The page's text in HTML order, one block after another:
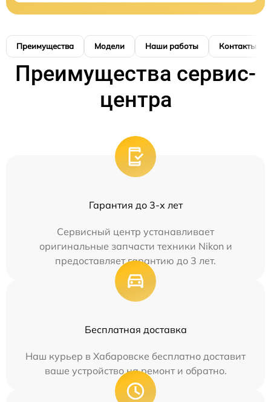
Преимущества Модели Наши работы Контакты
Преимущества сервис-
центра
Гарантия до 3-х лет
Сервисный центр устанавливает
оригинальные запчасти техники Nikon и
предоставляет гарантию до 3 лет.
Бесплатная доставка
Наш курьер в Хабаровске бесплатно доставит
ваше устройство на ремонт и обратно.